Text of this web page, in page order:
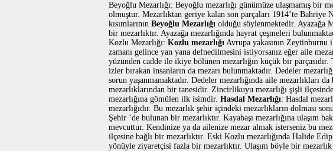
Beyoğlu Mezarlığı: Beyoğlu mezarlığı günümüze ulaşmamış bir
olmuştur. Mezarlıktan geriye kalan son parçaları 1914’te Bahriye
kısımlarının Beyoğlu Mezarlığı olduğu söylenmektedir. Ayazağa
bir mezarlıktır. Ayazağa mezarlığında hayrat çeşmeleri
Kozlu Mezarlığı: Kozlu mezarlığı Avrupa yakasının Zeytinburnu
zamanı gelince yan yana defnedilmesini istiyorsanız eğer aile
yüzünden cadde ile ikiye bölünen mezarlığın küçük bir parçasıdır.
izler bırakan insanların da mezarı bulunmaktadır. Dedeler
sorun yaşanmamaktadır. Dedeler mezarlığında aile mezarlıkları
mezarlıklarından bir tanesidir. Zincirlikuyu mezarlığı şişli
mezarlığına gömülen ilk isimdir. Hasdal Mezarlığı: Hasdal
mezarlığıdır. Bu mezarlık şehir içindeki mezarlıkların dolması
Şehir ’de bulunan bir mezarlıktır. Kayabaşı mezarlığına ulaşım
mevcuttur. Kendinize ya da ailenize mezar almak isterseniz bu
ilçesine bağlı bir mezarlıktır. Eski Kozlu mezarlığında Halide
yönüyle ziyaretçisi fazla bir mezarlıktır. Ulaşım böyle bir